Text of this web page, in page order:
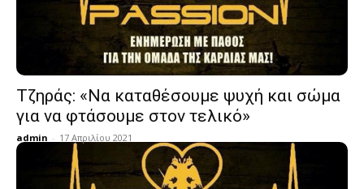
Τζηράς: «Να καταθέσουμε ψυχή και σώμα
για να φτάσουμε στον τελικό»
admin - 17 Απριλίου 2021